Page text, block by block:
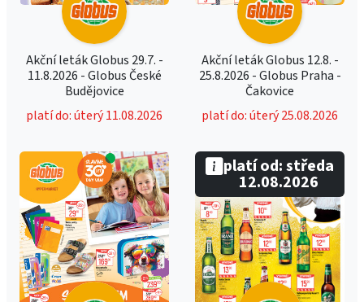
Akční leták Globus 29.7. -
11.8.2026 - Globus České
Budějovice
platí do: úterý 11.08.2026
Akční leták Globus 12.8. -
25.8.2026 - Globus Praha -
Čakovice
platí do: úterý 25.08.2026
platí od: středa
12.08.2026